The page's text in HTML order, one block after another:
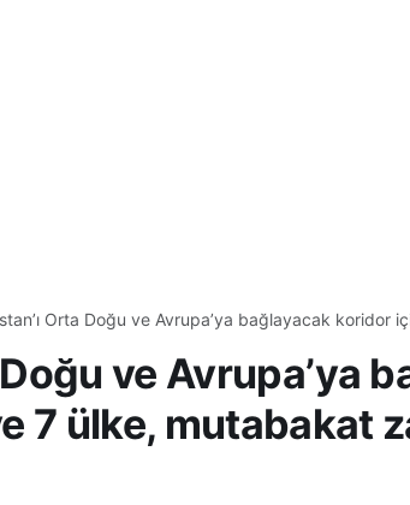
Orta Doğu ve Avrupa’ya bağlayacak koridor
ve Avrupa’ya
7 ülke, mutabakat